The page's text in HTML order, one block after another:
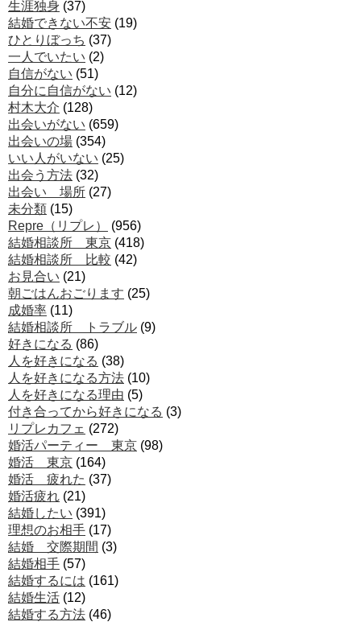
生涯独身 (37)
結婚できない不安 (19)
ひとりぼっち (37)
一人でいたい (2)
自信がない (51)
自分に自信がない (12)
村木大介 (128)
出会いがない (659)
出会いの場 (354)
いい人がいない (25)
出会う方法 (32)
出会い 場所 (27)
未分類 (15)
Repre（リプレ）
(956)
結婚相談所 東京 (418)
結婚相談所 比較 (42)
お見合い (21)
朝ごはんおごります (25)
成婚率 (11)
結婚相談所 トラブル (9)
好きになる (86)
人を好きになる (38)
人を好きになる方法 (10)
人を好きになる理由 (5)
付き合ってから好きになる (3)
リプレカフェ (272)
婚活パーティー 東京 (98)
婚活 東京 (164)
婚活 疲れた (37)
婚活疲れ (21)
結婚したい (391)
理想のお相手 (17)
結婚 交際期間 (3)
結婚相手 (57)
結婚するには (161)
結婚生活 (12)
結婚する方法 (46)